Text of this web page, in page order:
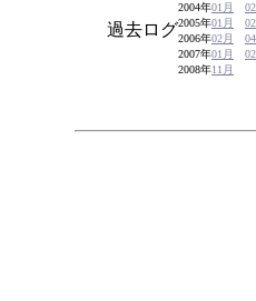
過去ログ
2004年01月
2005年01月
2006年02月
2007年01月
2008年11月